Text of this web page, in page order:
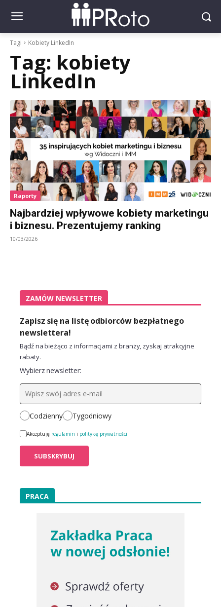
Tagi Kobiety LinkedIn
Tag: kobiety
LinkedIn
Raporty
Najbardziej wpływowe kobiety marketingu
i biznesu. Prezentujemy ranking
10/03/2026
ZAMÓW NEWSLETTER
Zapisz się na listę odbiorców bezpłatnego
newslettera!
Bądź na bieżąco z informacjami z branży, zyskaj atrakcyjne
rabaty.
Wybierz newsletter:
Codzienny Tygodniowy
Akceptuję regulamin i politykę prywatności
PRACA